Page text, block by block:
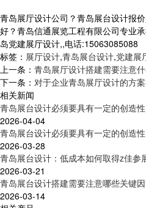
青岛展厅设计公司？青岛展台设计报
好？青岛信通展览工程有限公司专业
岛党建展厅设计,,电话:15063085088
标签： 展厅设计,青岛展台设计,党建展
上一条： 青岛展厅设计搭建需要注意
下一条： 对于企业青岛展厅设计的方
相关新闻
青岛展台设计必须要具有一定的创造性
2026-04-04
青岛展台设计必须要具有一定的创造性
2026-03-28
青岛展台设计：低成本如何取得z佳参
2026-03-21
青岛展台设计搭建需要注意哪些关键
2026-03-14